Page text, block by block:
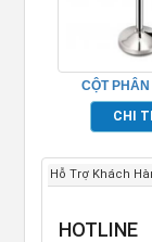
CỘT
CHI
Hỗ Trợ Khách
HOTLINE